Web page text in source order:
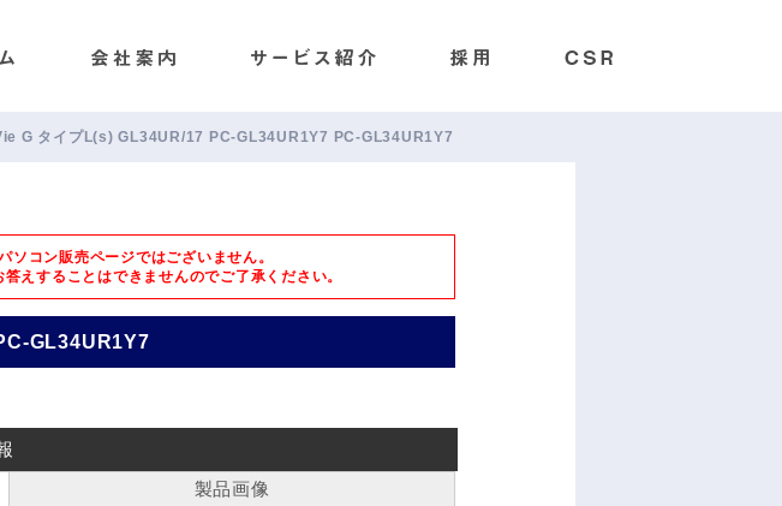
G タイプL(s) GL34UR/17 PC-GL34UR1Y7 PC-GL34UR1Y7
ソコン販売ページではございません。
答えすることはできませんのでご了承ください。
GL34UR1Y7
製品画像